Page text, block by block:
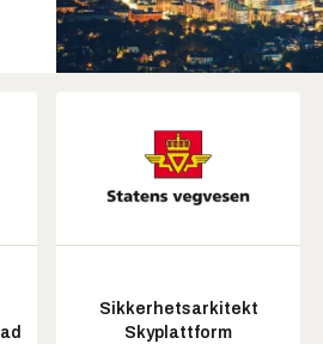
Sikkerhetsarkitekt
Skyplattform